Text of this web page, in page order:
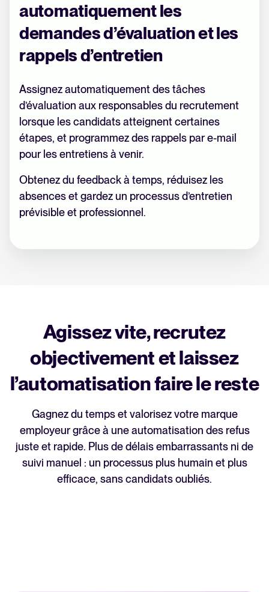
automatiquement les
demandes d’évaluation et les
rappels d’entretien
Assignez automatiquement des tâches
d’évaluation aux responsables du recrutement
lorsque les candidats atteignent certaines
étapes, et programmez des rappels par e-mail
pour les entretiens à venir.
Obtenez du feedback à temps, réduisez les
absences et gardez un processus d’entretien
prévisible et professionnel.
Agissez vite, recrutez
objectivement et laissez
l’automatisation faire le reste
Gagnez du temps et valorisez votre marque
employeur grâce à une automatisation des refus
juste et rapide. Plus de délais embarrassants ni de
suivi manuel : un processus plus humain et plus
efficace, sans candidats oubliés.